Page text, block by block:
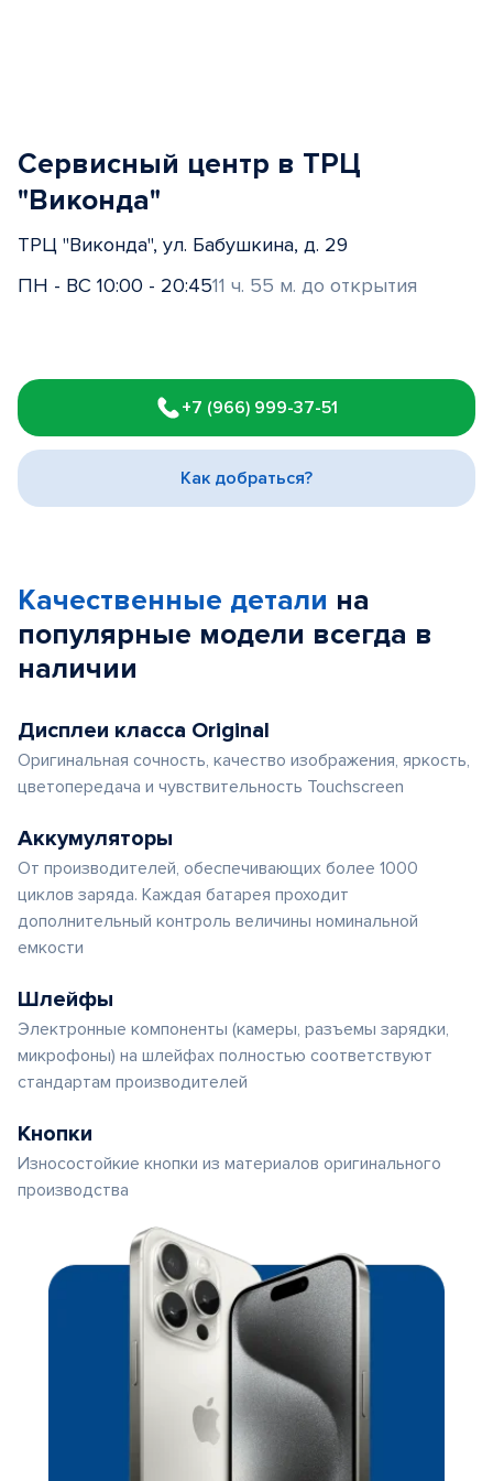
Сервисный центр в ТРЦ
"Виконда"
ТРЦ "Виконда", ул. Бабушкина, д. 29
ПН - ВС 10:00 - 20:4511 ч. 55 м. до открытия
1
of
3
+7 (966) 999-37-51
Как добраться?
Качественные детали на
популярные модели всегда в
наличии
Дисплеи класса Original
Оригинальная сочность, качество изображения, яркость,
цветопередача и чувствительность Touchscreen
Аккумуляторы
От производителей, обеспечивающих более 1000
циклов заряда. Каждая батарея проходит
дополнительный контроль величины номинальной
емкости
Шлейфы
Электронные компоненты (камеры, разъемы зарядки,
микрофоны) на шлейфах полностью соответствуют
стандартам производителей
Кнопки
Износостойкие кнопки из материалов оригинального
производства